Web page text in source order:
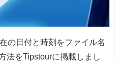
の日付と時刻をファイル名
法をTipstourに掲載しまし